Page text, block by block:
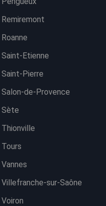
Remiremont
Roanne
Saint-Etienne
Saint-Pierre
Salon-de-Provence
Sète
Thionville
Tours
Vannes
Villefranche-sur-Saône
Voiron